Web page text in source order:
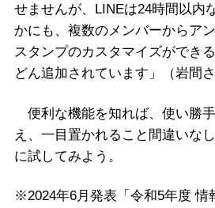
せませんが、LINEは24時間以内
かにも、複数のメンバーからア
スタンプのカスタマイズができ
どん追加されています」（岩間さ
便利な機能を知れば、使い勝
え、一目置かれること間違いな
に試してみよう。
※2024年6月発表「令和5年度 情